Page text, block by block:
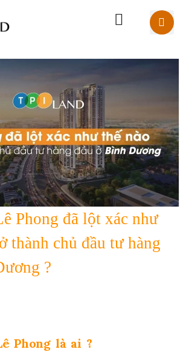
Phong đã lột xác như
thành chủ đầu tư hàng
?
Phong là ai ?